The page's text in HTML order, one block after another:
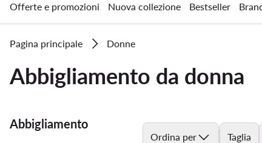
Offerte e promozioni Nuova collezione Bestseller
Pagina principale Donne
Abbigliamento da donna
Abbigliamento
Ordina per Taglia